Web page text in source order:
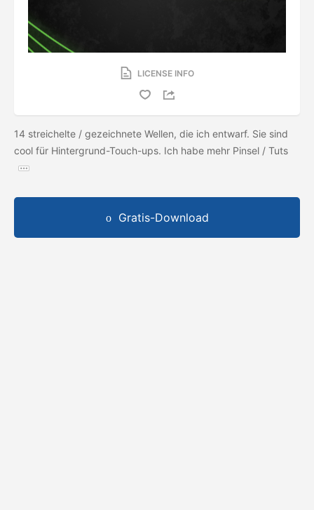
LICENSE INFO
14 streichelte / gezeichnete Wellen, die ich entwarf. Sie sind
cool für Hintergrund-Touch-ups. Ich habe mehr Pinsel / Tuts
Gratis-Download